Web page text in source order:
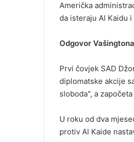
Američka
da isteraju Al Kaidu i
Odgovor Vašingtona
Prvi čovjek SAD
diplomatske akcije
sloboda", a
U roku od dva
protiv Al Kaide